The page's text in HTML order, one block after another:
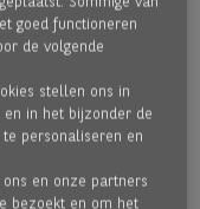
goed functioneren
de volgende
stellen ons in
en in het bijzonder de
personaliseren en
en onze partners
bezoekt en om het